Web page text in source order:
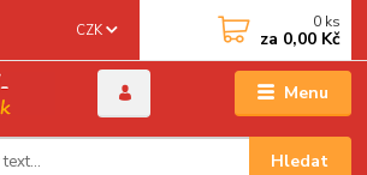
Menu
CZK
Hledat
0 ks
za 0,00 Kč